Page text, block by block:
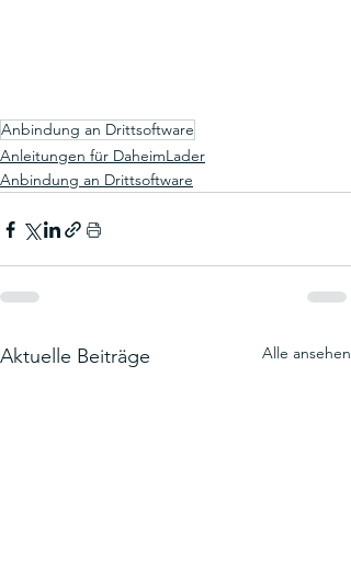
Anbindung an Drittsoftware
Anleitungen für DaheimLader
Anbindung an Drittsoftware
Aktuelle Beiträge Alle ansehen